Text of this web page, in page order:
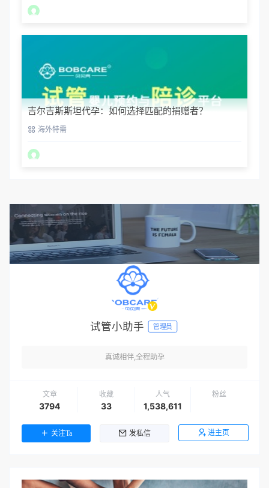
吉尔吉斯斯坦代孕：如何选择匹配的捐赠者？
海外特需
试管小助手 管理员
真诚相伴,全程助孕
文章
3794
收藏
33
人气
1,538,611
粉丝
关注Ta 发私信 进主页